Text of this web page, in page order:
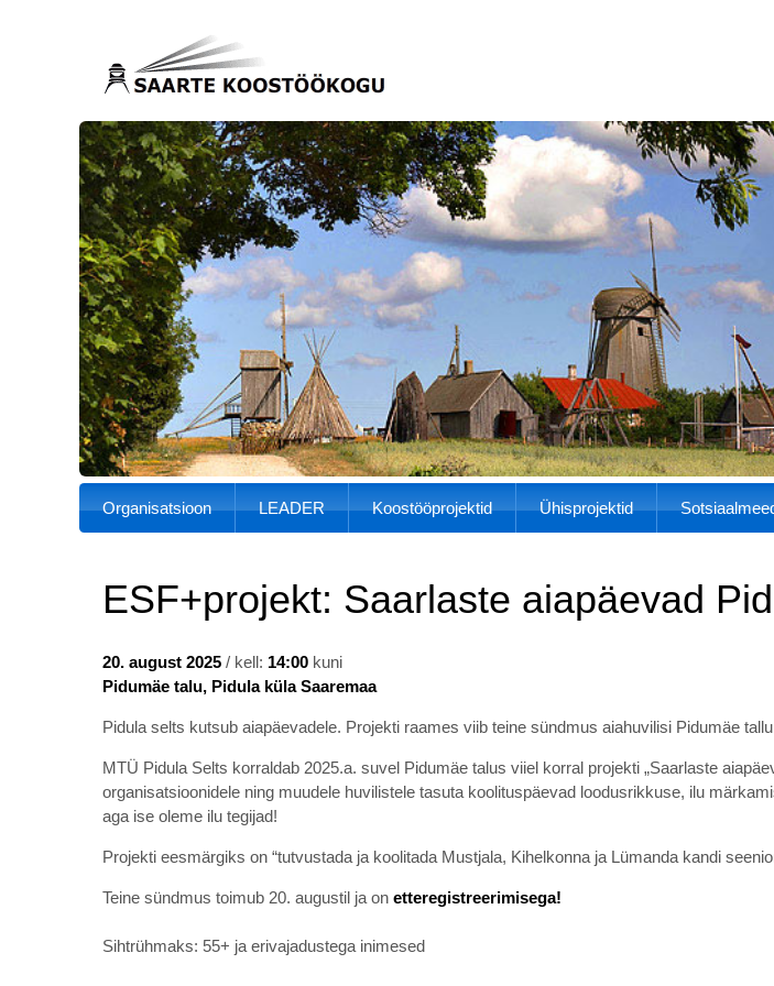
Organisatsioon LEADER Koostööprojektid Ühisprojektid
ESF+projekt: Saarlaste aiapäevad
20. august 2025 / kell: 14:00 kuni
Pidumäe talu, Pidula küla Saaremaa
Pidula selts kutsub aiapäevadele. Projekti raames viib teine sündmus aiahuvilisi Pidumäe
MTÜ Pidula Selts korraldab 2025.a. suvel Pidumäe talus viiel korral projekti „Saarlaste
organisatsioonidele ning muudele huvilistele tasuta koolituspäevad loodusrikkuse, ilu
aga ise oleme ilu tegijad!
Projekti eesmärgiks on “tutvustada ja koolitada Mustjala, Kihelkonna ja Lümanda kandi
Teine sündmus toimub 20. augustil ja on etteregistreerimisega!
Sihtrühmaks: 55+ ja erivajadustega inimesed